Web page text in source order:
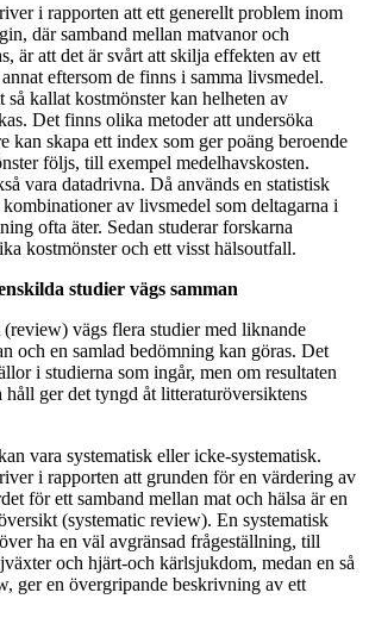
i rapporten att ett generellt problem inom
där samband mellan matvanor och
är att det är svårt att skilja effekten av ett
eftersom de finns i samma livsmedel.
så kallat kostmönster kan helheten av
Det finns olika metoder att undersöka
kan skapa ett index som ger poäng beroende
följs, till exempel medelhavskosten.
vara datadrivna. Då används en statistisk
av livsmedel som deltagarna i
ofta äter. Sedan studerar forskarna
kostmönster och ett visst hälsoutfall.
studier vägs samman
vägs flera studier med liknande
och en samlad bedömning kan göras. Det
i studierna som ingår, men om resultaten
håll ger det tyngd åt litteraturöversiktens
vara systematisk eller icke-systematisk.
i rapporten att grunden för en värdering av
för ett samband mellan mat och hälsa är en
(systematic review). En systematisk
ha en väl avgränsad frågeställning, till
och hjärt-och kärlsjukdom, medan en så
ger en övergripande beskrivning av ett